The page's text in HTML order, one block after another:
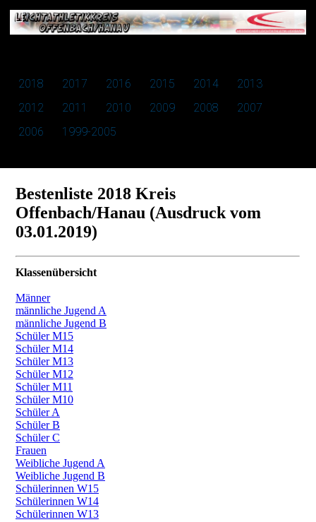
2018 2017 2016 2015 2014
2013
2012
2011 2010 2009 2008
2007
2006
1999-2005